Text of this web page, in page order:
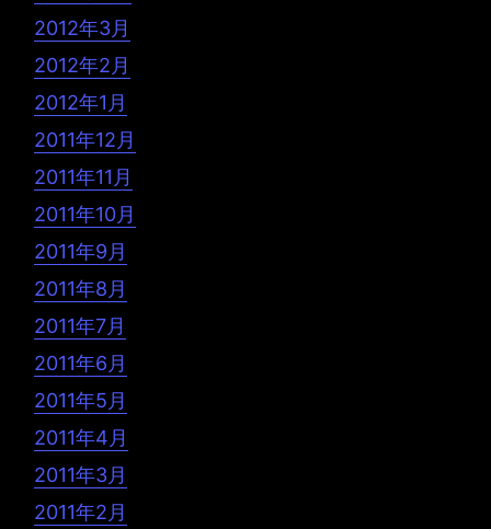
2012年3月
2012年2月
2012年1月
2011年12月
2011年11月
2011年10月
2011年9月
2011年8月
2011年7月
2011年6月
2011年5月
2011年4月
2011年3月
2011年2月